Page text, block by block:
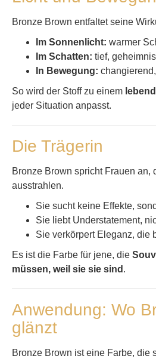
Bronze Brown entfaltet seine
Im Sonnenlicht: warmer
Im Schatten: tief,
In Bewegung:
So wird der Stoff zu einem
jeder Situation anpasst.
Die Trägerin
Bronze Brown spricht Frauen an,
ausstrahlen.
Sie sucht keine Effekte,
Sie liebt Understatement,
Sie verkörpert Eleganz, die
Es ist die Farbe für jene, die
müssen, weil sie sie sind .
Anwendung: Wo
glänzt
Bronze Brown ist eine Farbe, die